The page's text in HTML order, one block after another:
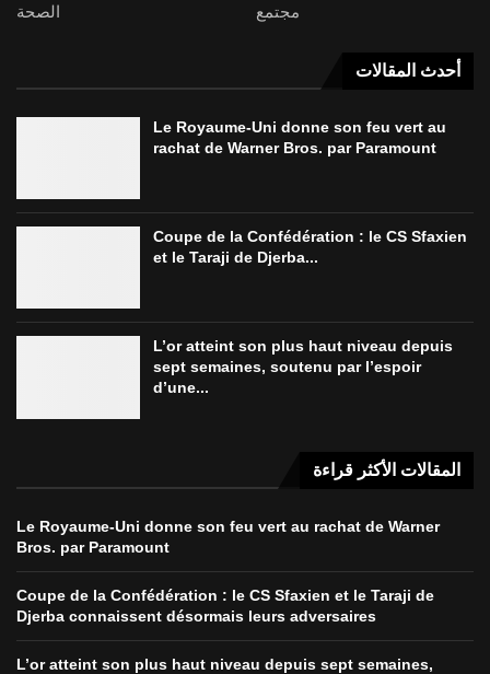
الصحة
مجتمع
أحدث المقالات
Le Royaume-Uni donne son feu vert au
rachat de Warner Bros. par Paramount
Coupe de la Confédération : le CS Sfaxien
et le Taraji de Djerba...
L’or atteint son plus haut niveau depuis
sept semaines, soutenu par l’espoir
d’une...
المقالات الأكثر قراءة
Le Royaume-Uni donne son feu vert au rachat de Warner
Bros. par Paramount
Coupe de la Confédération : le CS Sfaxien et le Taraji de
Djerba connaissent désormais leurs adversaires
L’or atteint son plus haut niveau depuis sept semaines,